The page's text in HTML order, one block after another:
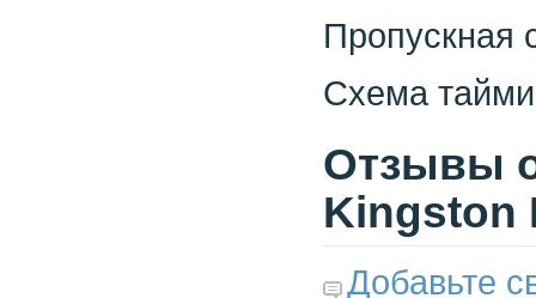
Пропускная
Схема
Отзывы о
Kingston
Добавьте